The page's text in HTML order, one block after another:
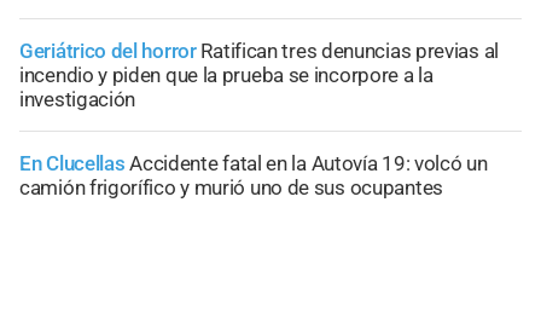
Geriátrico del horror Ratifican tres denuncias previas al
incendio y piden que la prueba se incorpore a la
investigación
En Clucellas Accidente fatal en la Autovía 19: volcó un
camión frigorífico y murió uno de sus ocupantes